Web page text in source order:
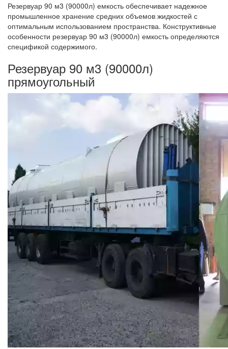
Резервуар 90 м3 (90000л) емкость обеспечивает надежное
промышленное хранение средних объемов жидкостей с
оптимальным использованием пространства. Конструктивные
особенности резервуар 90 м3 (90000л) емкость определяются
спецификой содержимого.
Резервуар 90 м3 (90000л)
прямоугольный